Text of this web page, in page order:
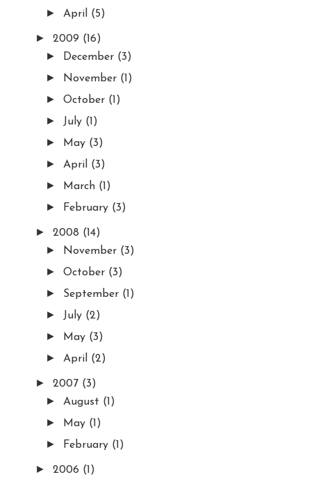
► April (5)
► 2009 (16)
►
December (3)
►
November (1)
►
October (1)
►
July (1)
►
May (3)
►
April (3)
►
March (1)
►
February (3)
► 2008 (14)
►
November (3)
►
October (3)
►
September (1)
►
July (2)
►
May (3)
►
April (2)
► 2007 (3)
►
August (1)
►
May (1)
►
February (1)
► 2006 (1)